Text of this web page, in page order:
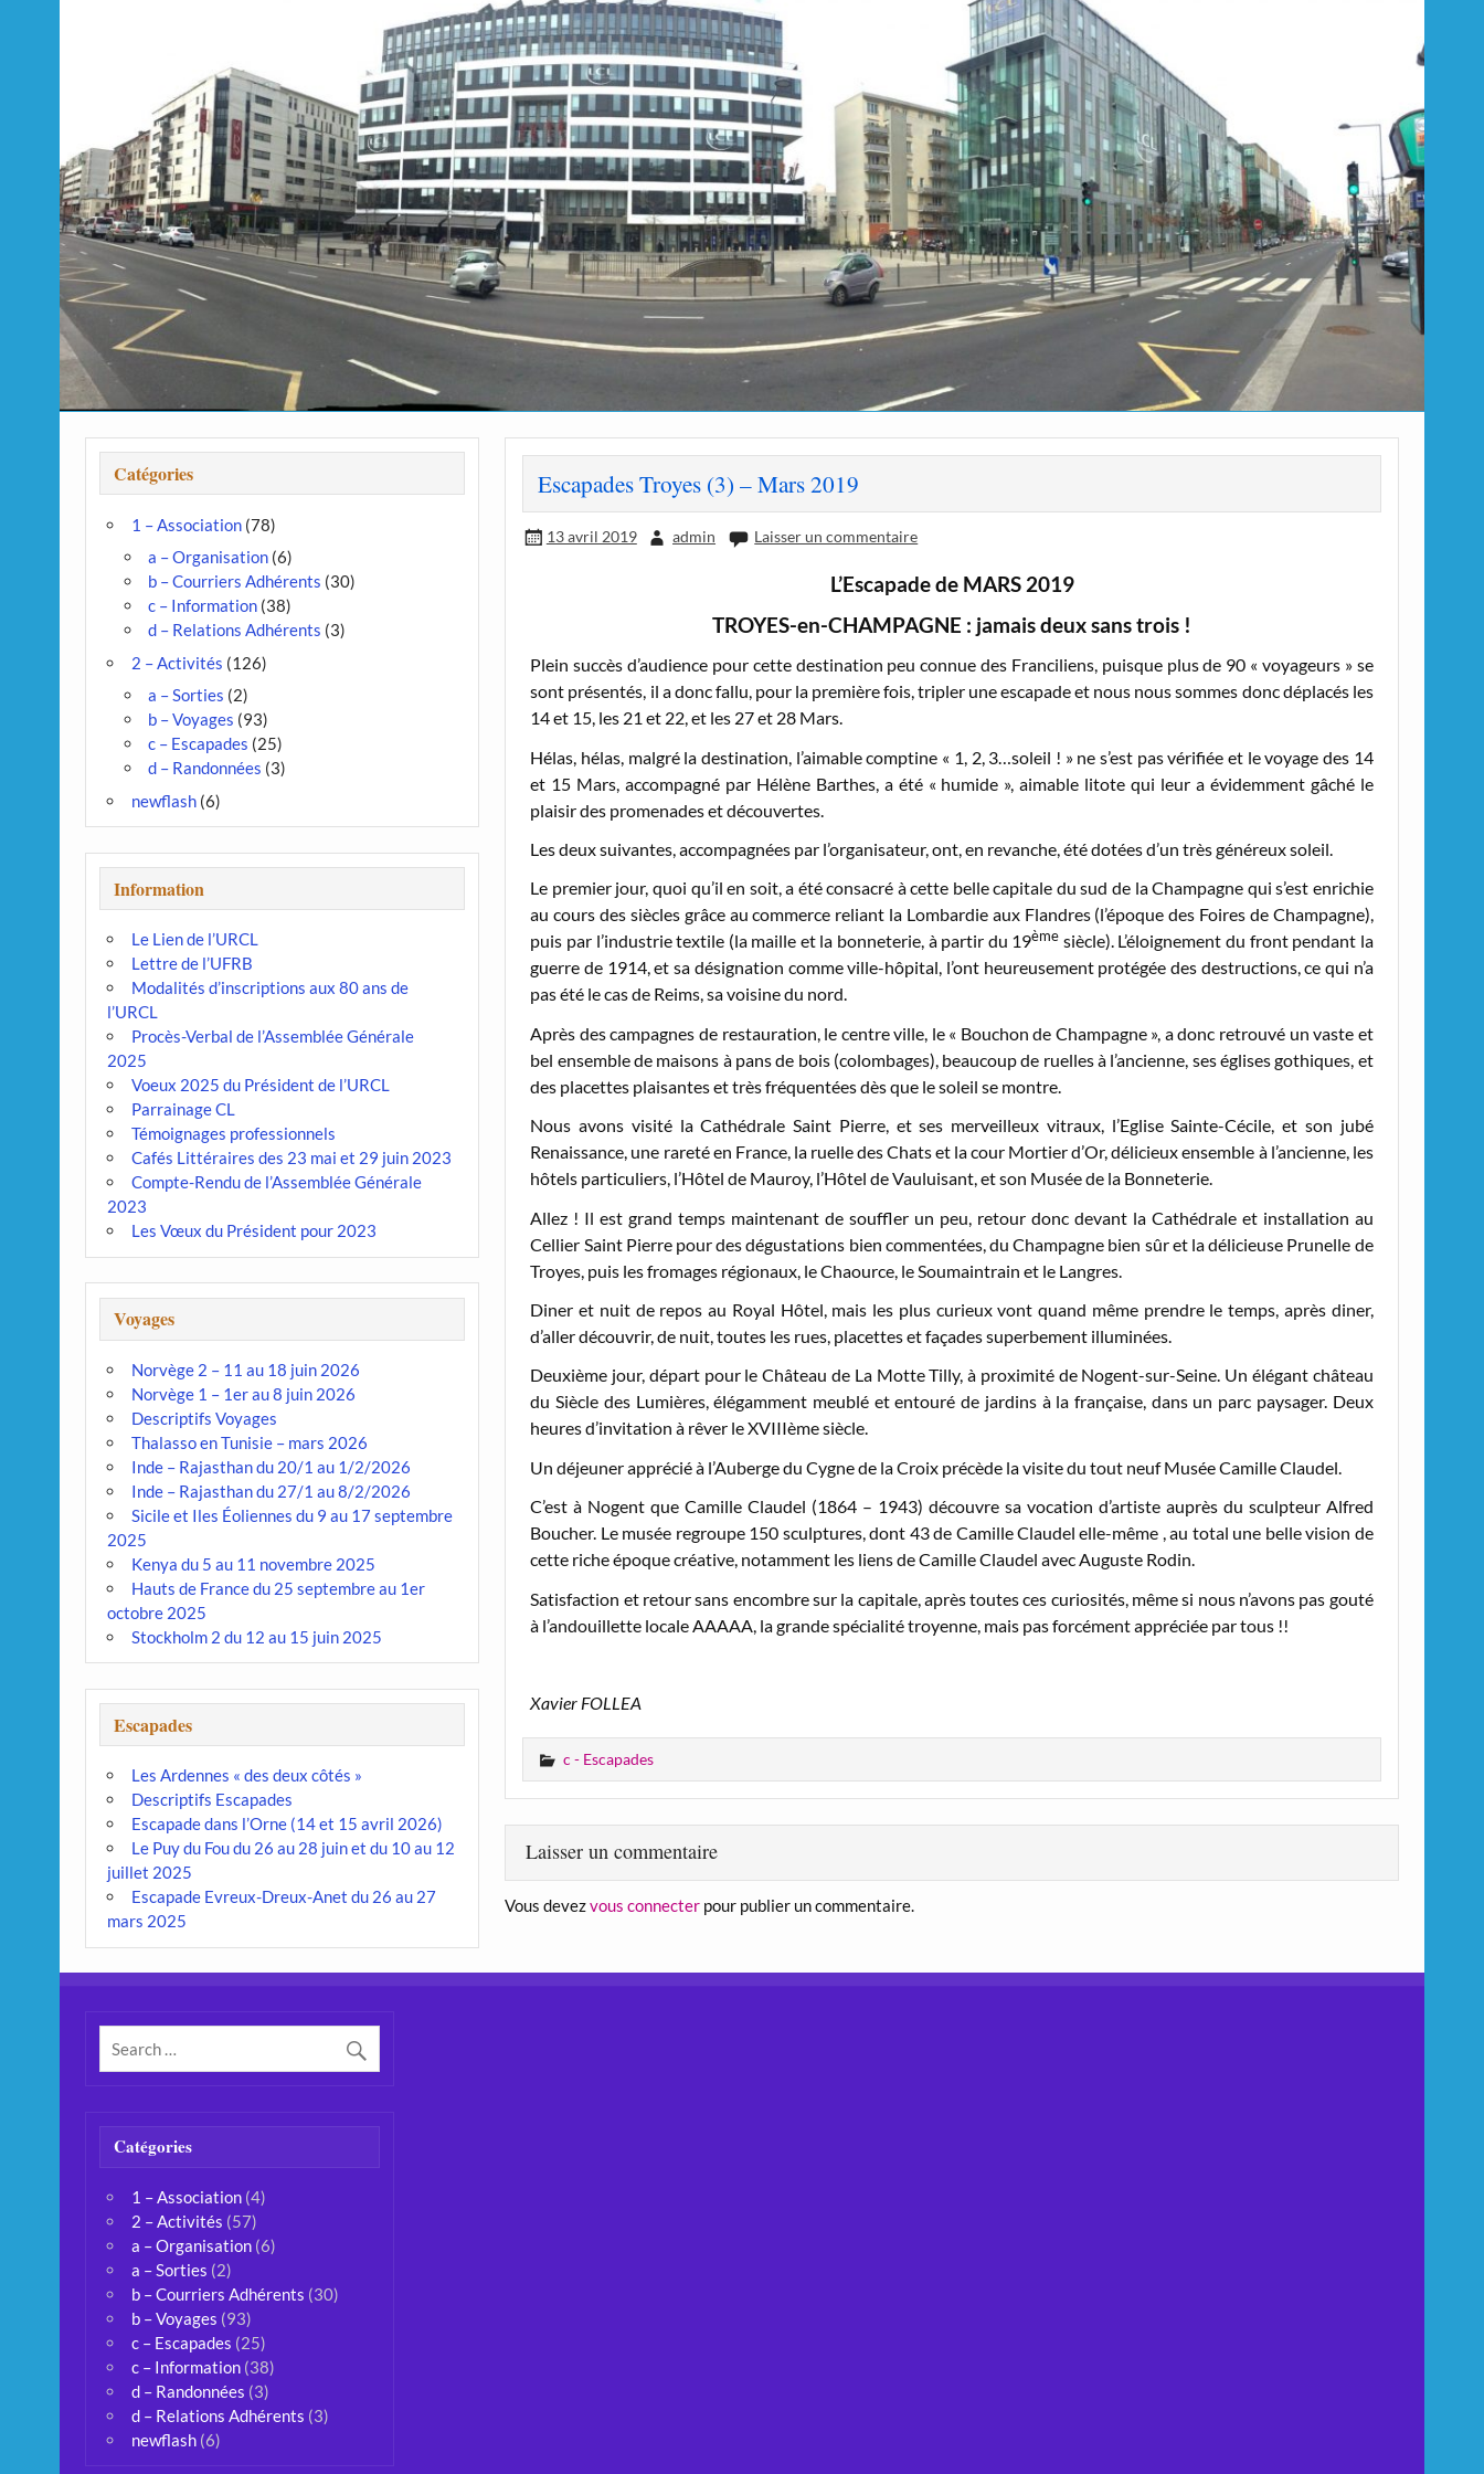
Escapades Troyes (3) – Mars 2019
13 avril 2019 admin Laisser un commentaire
L’Escapade de MARS 2019
TROYES-en-CHAMPAGNE : jamais deux sans trois !
Plein succès d’audience pour cette destination peu connue des Franciliens, puisque plus de 90 « voyageurs » se
sont présentés, il a donc fallu, pour la première fois, tripler une escapade et nous nous sommes donc déplacés les
14 et 15, les 21 et 22, et les 27 et 28 Mars.
Hélas, hélas, malgré la destination, l’aimable comptine « 1, 2, 3…soleil ! » ne s’est pas vérifiée et le voyage des 14
et 15 Mars, accompagné par Hélène Barthes, a été « humide », aimable litote qui leur a évidemment gâché le
plaisir des promenades et découvertes.
Les deux suivantes, accompagnées par l’organisateur, ont, en revanche, été dotées d’un très généreux soleil.
Le premier jour, quoi qu’il en soit, a été consacré à cette belle capitale du sud de la Champagne qui s’est enrichie
au cours des siècles grâce au commerce reliant la Lombardie aux Flandres (l’époque des Foires de Champagne),
puis par l’industrie textile (la maille et la bonneterie, à partir du 19ème siècle). L’éloignement du front pendant la
guerre de 1914, et sa désignation comme ville-hôpital, l’ont heureusement protégée des destructions, ce qui n’a
pas été le cas de Reims, sa voisine du nord.
Après des campagnes de restauration, le centre ville, le « Bouchon de Champagne », a donc retrouvé un vaste et
bel ensemble de maisons à pans de bois (colombages), beaucoup de ruelles à l’ancienne, ses églises gothiques, et
des placettes plaisantes et très fréquentées dès que le soleil se montre.
Nous avons visité la Cathédrale Saint Pierre, et ses merveilleux vitraux, l’Eglise Sainte-Cécile, et son jubé
Renaissance, une rareté en France, la ruelle des Chats et la cour Mortier d’Or, délicieux ensemble à l’ancienne, les
hôtels particuliers, l’Hôtel de Mauroy, l’Hôtel de Vauluisant, et son Musée de la Bonneterie.
Allez ! Il est grand temps maintenant de souffler un peu, retour donc devant la Cathédrale et installation au
Cellier Saint Pierre pour des dégustations bien commentées, du Champagne bien sûr et la délicieuse Prunelle de
Troyes, puis les fromages régionaux, le Chaource, le Soumaintrain et le Langres.
Diner et nuit de repos au Royal Hôtel, mais les plus curieux vont quand même prendre le temps, après diner,
d’aller découvrir, de nuit, toutes les rues, placettes et façades superbement illuminées.
Deuxième jour, départ pour le Château de La Motte Tilly, à proximité de Nogent-sur-Seine. Un élégant château
du Siècle des Lumières, élégamment meublé et entouré de jardins à la française, dans un parc paysager. Deux
heures d’invitation à rêver le XVIIIème siècle.
Un déjeuner apprécié à l’Auberge du Cygne de la Croix précède la visite du tout neuf Musée Camille Claudel.
C’est à Nogent que Camille Claudel (1864 – 1943) découvre sa vocation d’artiste auprès du sculpteur Alfred
Boucher. Le musée regroupe 150 sculptures, dont 43 de Camille Claudel elle-même , au total une belle vision de
cette riche époque créative, notamment les liens de Camille Claudel avec Auguste Rodin.
Satisfaction et retour sans encombre sur la capitale, après toutes ces curiosités, même si nous n’avons pas gouté
à l’andouillette locale AAAAA, la grande spécialité troyenne, mais pas forcément appréciée par tous !!
Xavier FOLLEA
c - Escapades
Laisser un commentaire
Vous devezvous connecterpour publier un commentaire.
Catégories
1 – Association(78)
a – Organisation(6)
b – Courriers Adhérents (30)
c – Information(38)
d – Relations Adhérents (3)
2 – Activités (126)
a – Sorties (2)
b – Voyages (93)
c – Escapades (25)
d – Randonnées (3)
newflash(6)
Information
Le Lien de l’URCL
Lettre de l’UFRB
Modalités d’inscriptions aux 80 ans de
l’URCL
Procès-Verbal de l’Assemblée Générale
2025
Voeux 2025 du Président de l’URCL
Parrainage CL
Témoignages professionnels
Cafés Littéraires des 23 mai et 29 juin 2023
Compte-Rendu de l’Assemblée Générale
2023
Les Vœux du Président pour 2023
Voyages
Norvège 2 – 11 au 18 juin 2026
Norvège 1 – 1er au 8 juin 2026
Descriptifs Voyages
Thalasso en Tunisie – mars 2026
Inde – Rajasthan du 20/1 au 1/2/2026
Inde – Rajasthan du 27/1 au 8/2/2026
Sicile et Iles Éoliennes du 9 au 17 septembre
2025
Kenya du 5 au 11 novembre 2025
Hauts de France du 25 septembre au 1er
octobre 2025
Stockholm 2 du 12 au 15 juin 2025
Escapades
Les Ardennes « des deux côtés »
Descriptifs Escapades
Escapade dans l’Orne (14 et 15 avril 2026)
Le Puy du Fou du 26 au 28 juin et du 10 au 12
juillet 2025
Escapade Evreux-Dreux-Anet du 26 au 27
mars 2025
Catégories
1 – Association(4)
2 – Activités (57)
a – Organisation(6)
a – Sorties (2)
b – Courriers Adhérents (30)
b – Voyages (93)
c – Escapades (25)
c – Information(38)
d – Randonnées (3)
d – Relations Adhérents (3)
newflash(6)